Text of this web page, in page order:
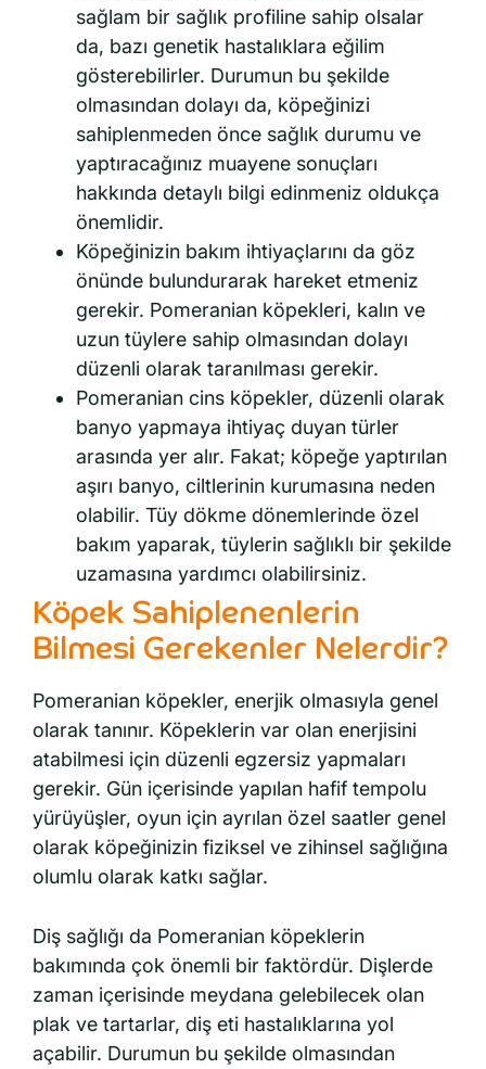
sağlam bir sağlık profiline sahip olsalar
da, bazı genetik hastalıklara eğilim
gösterebilirler. Durumun bu şekilde
olmasından dolayı da, köpeğinizi
sahiplenmeden önce sağlık durumu ve
yaptıracağınız muayene sonuçları
hakkında detaylı bilgi edinmeniz oldukça
önemlidir.
Köpeğinizin bakım ihtiyaçlarını da göz
önünde bulundurarak hareket etmeniz
gerekir. Pomeranian köpekleri, kalın ve
uzun tüylere sahip olmasından dolayı
düzenli olarak taranılması gerekir.
Pomeranian cins köpekler, düzenli olarak
banyo yapmaya ihtiyaç duyan türler
arasında yer alır. Fakat; köpeğe yaptırılan
aşırı banyo, ciltlerinin kurumasına neden
olabilir. Tüy dökme dönemlerinde özel
bakım yaparak, tüylerin sağlıklı bir şekilde
uzamasına yardımcı olabilirsiniz.
Köpek Sahiplenenlerin
Bilmesi Gerekenler Nelerdir?
Pomeranian köpekler, enerjik olmasıyla genel
olarak tanınır. Köpeklerin var olan enerjisini
atabilmesi için düzenli egzersiz yapmaları
gerekir. Gün içerisinde yapılan hafif tempolu
yürüyüşler, oyun için ayrılan özel saatler genel
olarak köpeğinizin fiziksel ve zihinsel sağlığına
olumlu olarak katkı sağlar.
Diş sağlığı da Pomeranian köpeklerin
bakımında çok önemli bir faktördür. Dişlerde
zaman içerisinde meydana gelebilecek olan
plak ve tartarlar, diş eti hastalıklarına yol
açabilir. Durumun bu şekilde olmasından